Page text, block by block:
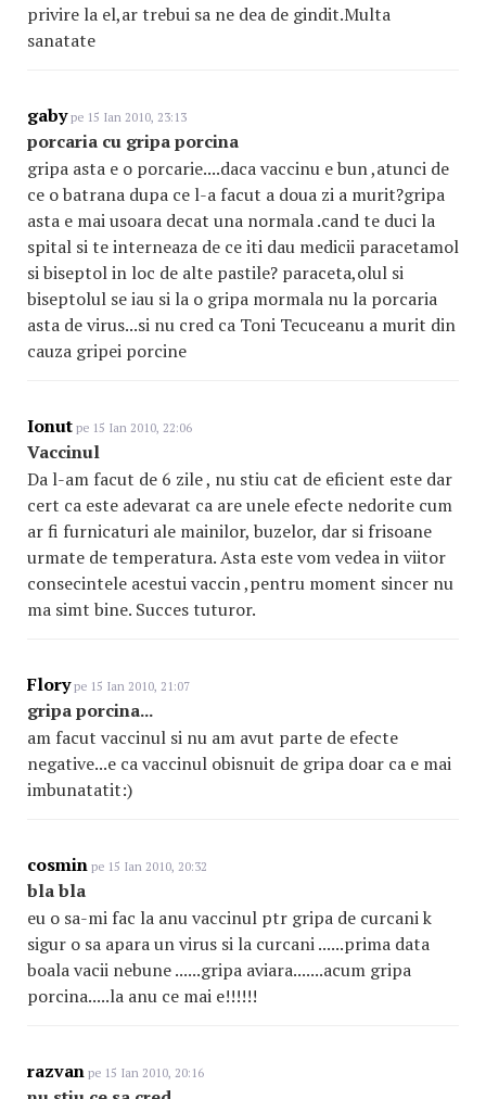
privire la el,ar trebui sa ne dea de gindit.Multa
sanatate
gabype 15 Ian 2010, 23:13
porcaria cu gripa porcina
gripa asta e o porcarie....daca vaccinu e bun ,atunci de
ce o batrana dupa ce l-a facut a doua zi a murit?gripa
asta e mai usoara decat una normala .cand te duci la
spital si te interneaza de ce iti dau medicii paracetamol
si biseptol in loc de alte pastile? paraceta,olul si
biseptolul se iau si la o gripa mormala nu la porcaria
asta de virus...si nu cred ca Toni Tecuceanu a murit din
cauza gripei porcine
Ionut pe 15 Ian 2010, 22:06
Vaccinul
Da l-am facut de 6 zile , nu stiu cat de eficient este dar
cert ca este adevarat ca are unele efecte nedorite cum
ar fi furnicaturi ale mainilor, buzelor, dar si frisoane
urmate de temperatura. Asta este vom vedea in viitor
consecintele acestui vaccin ,pentru moment sincer nu
ma simt bine. Succes tuturor.
Florype 15 Ian 2010, 21:07
gripa porcina...
am facut vaccinul si nu am avut parte de efecte
negative...e ca vaccinul obisnuit de gripa doar ca e mai
imbunatatit:)
cosmin pe 15 Ian 2010, 20:32
bla bla
eu o sa-mi fac la anu vaccinul ptr gripa de curcani k
sigur o sa apara un virus si la curcani ......prima data
boala vacii nebune ......gripa aviara.......acum gripa
porcina.....la anu ce mai e!!!!!!
razvan pe 15 Ian 2010, 20:16